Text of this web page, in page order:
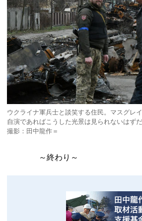
ウクライナ軍兵士と談笑する住民。マスグレ
自演であればこうした光景は見られないはず
撮影：田中龍作＝
～終わり～